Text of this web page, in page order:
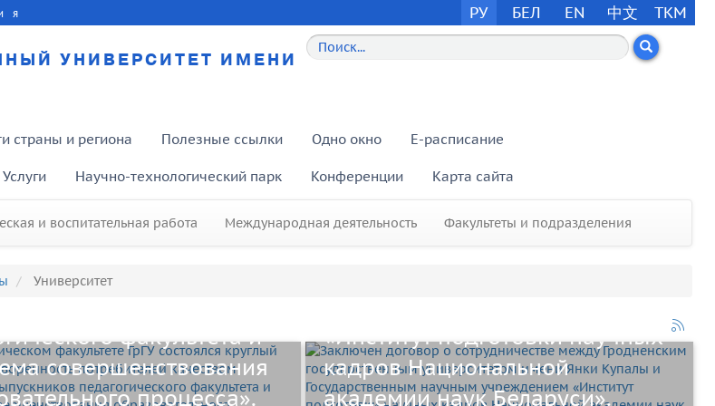
РУ БЕЛ EN 中文 TKM
УНИВЕРСИТЕТ ИМЕНИ
страны и региона Полезные ссылки Одно окно E-расписание
Услуги Научно-технологический парк Конференции Карта сайта
и воспитательная работа Международная деятельность Факультеты и подразделения
Университет
факультете
круглый стол
качеством
факультета и
совершенствования
процесса».
Заключен договор о
сотрудничестве между
Гродненским государственным
университетом имени Янки
«Институт подготовки научных
кадров Национальной
академии наук Беларуси».
ГрГУ Александра
и Екатерина Дубай
Студентка педагогического
факультета ГрГУ Екатерина